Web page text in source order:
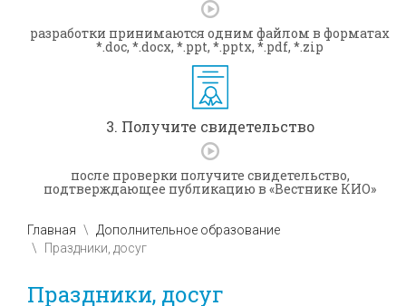
разработки принимаются одним файлом в форматах
*.doc, *.docx, *.ppt, *.pptx, *.pdf, *.zip
3. Получите свидетельство
после проверки получите свидетельство,
подтверждающее публикацию в «Вестнике КИО»
Главная
Дополнительное образование
Праздники, досуг
Праздники, досуг